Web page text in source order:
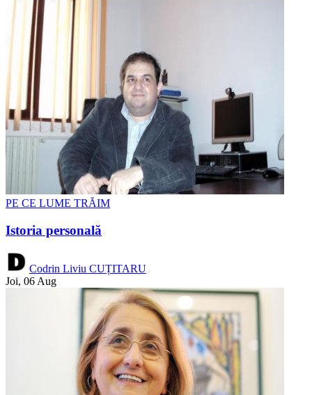
PE CE LUME TRĂIM
Istoria personală
Codrin Liviu CUȚITARU
Joi, 06 Aug